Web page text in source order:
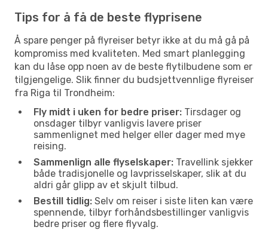
Tips for å få de beste flyprisene
Å spare penger på flyreiser betyr ikke at du må gå på
kompromiss med kvaliteten. Med smart planlegging
kan du låse opp noen av de beste flytilbudene som er
tilgjengelige. Slik finner du budsjettvennlige flyreiser
fra Riga til Trondheim:
Fly midt i uken for bedre priser: Tirsdager og
onsdager tilbyr vanligvis lavere priser
sammenlignet med helger eller dager med mye
reising.
Sammenlign alle flyselskaper: Travellink sjekker
både tradisjonelle og lavprisselskaper, slik at du
aldri går glipp av et skjult tilbud.
Bestill tidlig: Selv om reiser i siste liten kan være
spennende, tilbyr forhåndsbestillinger vanligvis
bedre priser og flere flyvalg.